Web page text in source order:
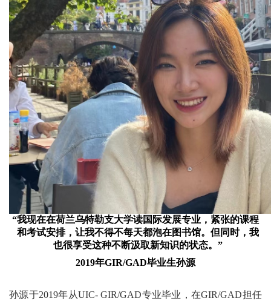
“我现在在荷兰乌特勒支大学读国际发展专业，紧张的课程
和考试安排，让我不得不每天都泡在图书馆。但同时，我
也很享受这种不断汲取新知识的状态。”
2019年GIR/GAD毕业生孙源
孙源于2019年从UIC- GIR/GAD专业毕业，在GIR/GAD担任